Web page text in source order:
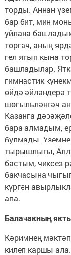
торды. Аннан
бар бит, мин
уйлана
торгач, аның
гел ятып кына
башладылар.
гимнастик
өйдә әйләндерә
шөгыльләнгәч
Казанга
бара алмадым,
булмады.
тырышлыгы,
бастым, чиксез
бакчасына
күргән
апа.
Балачакның
Кәримнең
килеп каршы